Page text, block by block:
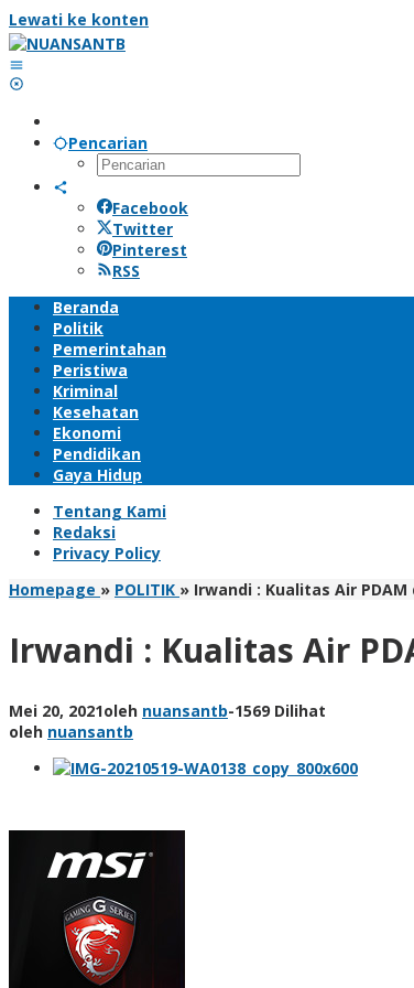
Lewati ke konten
Pencarian
Facebook
Twitter
Pinterest
RSS
Beranda
Politik
Pemerintahan
Peristiwa
Kriminal
Kesehatan
Ekonomi
Pendidikan
Gaya Hidup
Tentang Kami
Redaksi
Privacy Policy
Homepage » POLITIK » Irwandi : Kualitas Air
Irwandi : Kualitas Air
Mei 20, 2021oleh nuansantb-1569 Dilihat
oleh nuansantb